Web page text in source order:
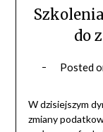
do
Posted
W dzisiejszym
zmiany